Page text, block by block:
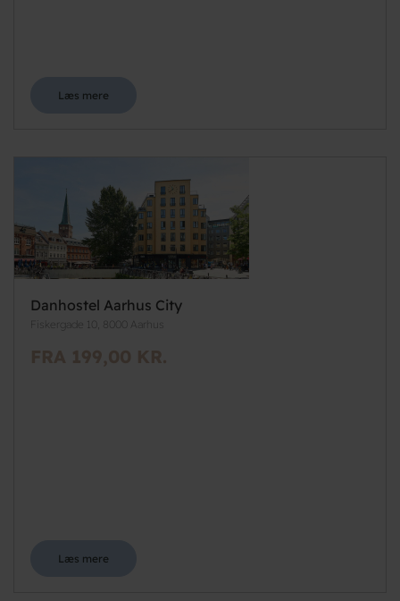
Læs mere
Danhostel Aarhus City
Fiskergade 10, 8000 Aarhus
FRA 199,00 KR.
Læs mere